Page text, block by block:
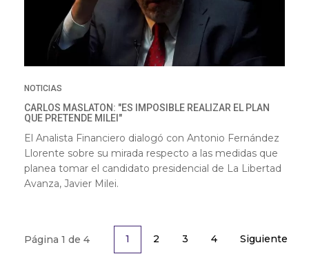
NOTICIAS
CARLOS MASLATON: "ES IMPOSIBLE REALIZAR EL PLAN
QUE PRETENDE MILEI"
El Analista Financiero dialogó con Antonio Fernández
Llorente sobre su mirada respecto a las medidas que
planea tomar el candidato presidencial de La Libertad
Avanza, Javier Milei.
1 2 3 4 Siguiente
Página 1 de 4